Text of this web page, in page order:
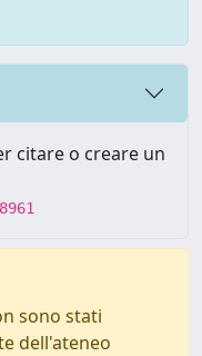
citare o creare un
sono stati
dell'ateneo